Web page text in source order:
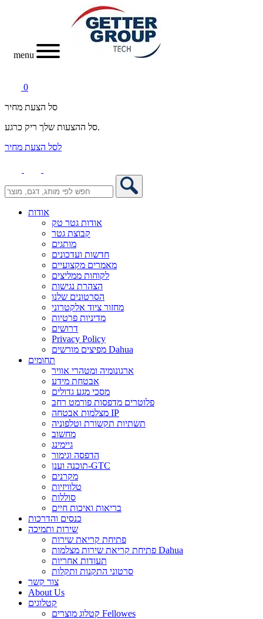
menu
0
סל הצעת מחיר
סל ההצעות שלך ריק כרגע.
לסל הצעת מחיר
אודות
אודות גטר טק
קבוצת גטר
מותגים
חדשות ועדכונים
מאמרים מקצועיים
לקוחות ממליצים
הצהרת נגישות
הסרטונים שלנו
מחזור ציוד אלקטרוני
מדיניות פרטיות
דרושים
Privacy Policy
מפיצים מורשים Dahua
תחומים
ארגונומיה ומטהרי אוויר
אבטחת מידע
מסכי מגע גדולים
פלוטרים מדפסות פורמט רחב
מצלמות אבטחה IP
תשתיות תקשורת וטלפוניה
מחשוב
גיימינג
הדפסה וגימור
תוכנה וענן-GTC
מקרנים
טלוויזיות
סוללות
בריאות ואיכות חיים
כנסים והדרכות
שירות ותמיכה
פתיחת קריאת שירות
פתיחת קריאת שירות מצלמות Dahua
תעודות אחריות
סרטוני התקנות ותקלות
צור קשר
About Us
קטלוגים
קטלוג מוצרים Fellowes